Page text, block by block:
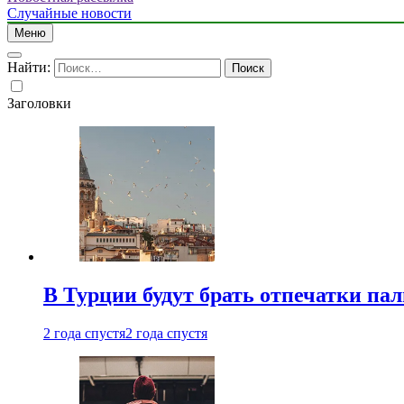
Случайные новости
Меню
Найти:
Заголовки
В Турции будут брать отпечатки
2 года спустя2 года спустя